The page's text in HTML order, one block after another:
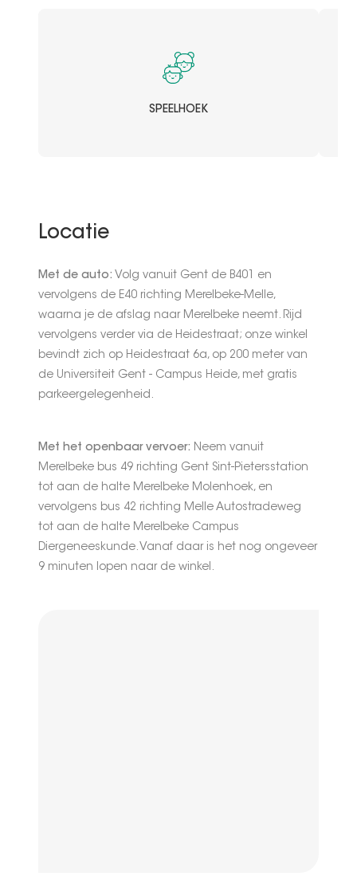
SPEELHOEK
Locatie
Met de auto: Volg vanuit Gent de B401 en
vervolgens de E40 richting Merelbeke-Melle,
waarna je de afslag naar Merelbeke neemt. Rijd
vervolgens verder via de Heidestraat; onze winkel
bevindt zich op Heidestraat 6a, op 200 meter van
de Universiteit Gent - Campus Heide, met gratis
parkeergelegenheid.
Met het openbaar vervoer: Neem vanuit
Merelbeke bus 49 richting Gent Sint-Pietersstation
tot aan de halte Merelbeke Molenhoek, en
vervolgens bus 42 richting Melle Autostradeweg
tot aan de halte Merelbeke Campus
Diergeneeskunde. Vanaf daar is het nog ongeveer
9 minuten lopen naar de winkel.